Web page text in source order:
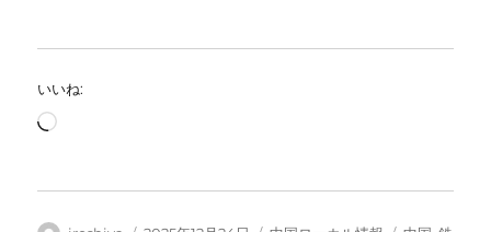
いいね:
読
中…